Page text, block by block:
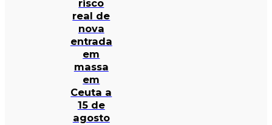
risco
real de
nova
entrada
em
massa
em
Ceuta a
15 de
agosto